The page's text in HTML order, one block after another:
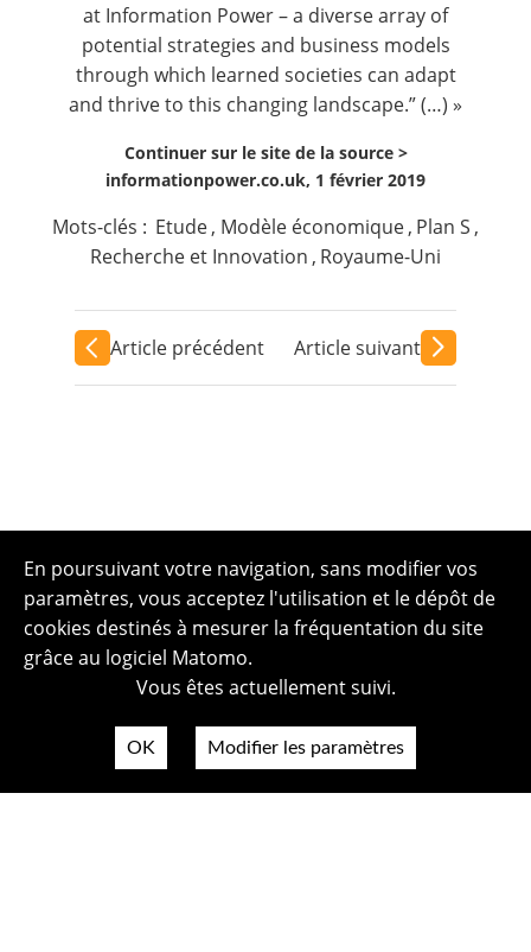
at Information Power – a diverse array of
potential strategies and business models
through which learned societies can adapt
and thrive to this changing landscape.” (…) »
Continuer sur le site de la source >
informationpower.co.uk, 1 février 2019
Mots-clés : Etude, Modèle économique , Plan S ,
Recherche et Innovation , Royaume-Uni
Article précédent Article suivant
En poursuivant votre navigation, sans modifier vos
paramètres, vous acceptez l'utilisation et le dépôt de
cookies destinés à mesurer la fréquentation du site
grâce au logiciel Matomo.
Vous êtes actuellement suivi.
OK Modifier les paramètres